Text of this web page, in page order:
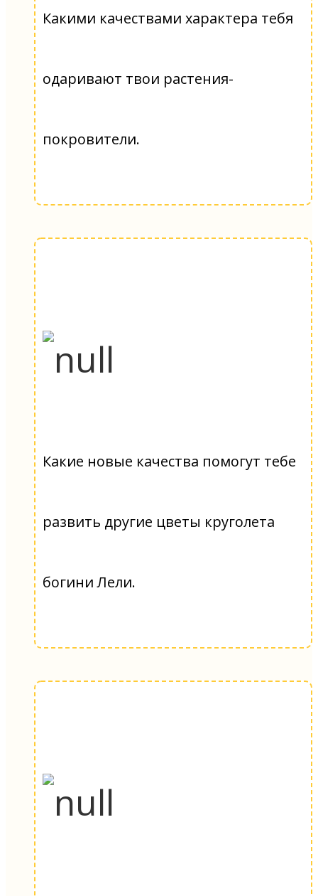
Какими качествами характера тебя
одаривают твои растения-
покровители.
Какие новые качества помогут тебе
развить другие цветы круголета
богини Лели.